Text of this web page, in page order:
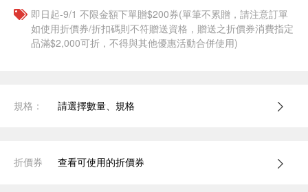
即日起-9/1 不限金額下單贈$200券(單筆不累贈，請注意訂單
如使用折價券/折扣碼則不符贈送資格，贈送之折價券消費指定
品滿$2,000可折，不得與其他優惠活動合併使用)
規格： 請選擇數量、規格
折價券 查看可使用的折價券